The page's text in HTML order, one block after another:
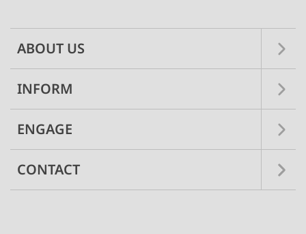
ABOUT US
INFORM
ENGAGE
CONTACT